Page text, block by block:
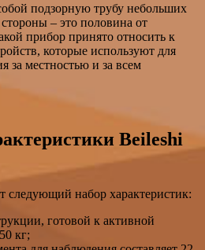
подзорную трубу небольших
– это половина от
прибор принято относить к
которые используют для
за местностью и за всем
Beileshi
следующий набор характеристик:
готовой к активной
кг;